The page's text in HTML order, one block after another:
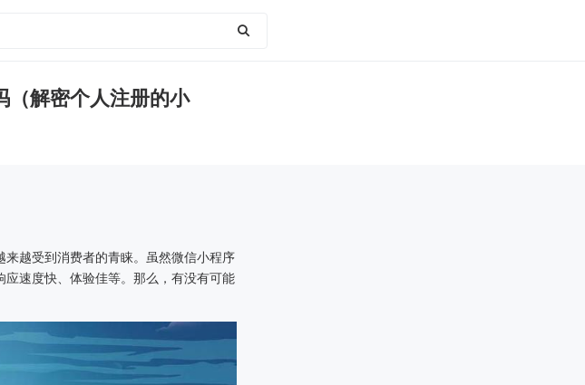
消费
（解密个人注册的小
越受到消费者的青睐。虽然微信小程序
速度快、体验佳等。那么，有没有可能